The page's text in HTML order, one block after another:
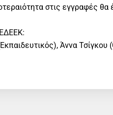
στις εγγραφές θα
Άννα Τσίγκου